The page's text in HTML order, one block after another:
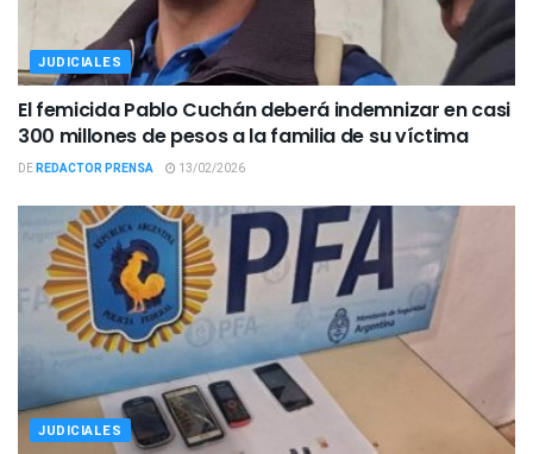
JUDICIALES
El femicida Pablo Cuchán deberá indemnizar en casi
300 millones de pesos a la familia de su víctima
DEREDACTOR PRENSA 13/02/2026
JUDICIALES